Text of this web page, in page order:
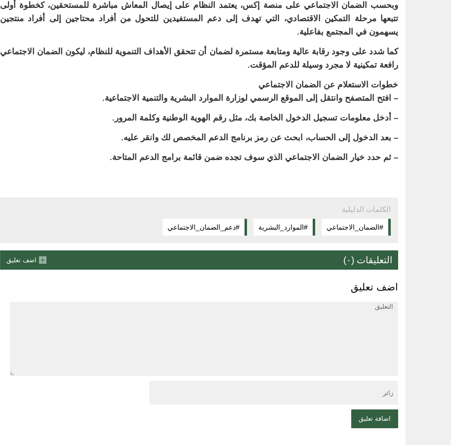
وبحسب الضمان الاجتماعي على منصة إكس، يعتمد النظام على إيصال المعاش مباشرة للمستحقين، كخطوة أولى
تتبعها مرحلة التمكين الاقتصادي، التي تهدف إلى دعم المستفيدين للتحول من أفراد محتاجين إلى أفراد منتجين
يسهمون في المجتمع بفاعلية.
كما شدد على وجود رقابة عالية ومتابعة مستمرة لضمان أن تتحقق الأهداف التنموية للنظام، ليكون الضمان الاجتماعي
رافعة تمكينية لا مجرد وسيلة للدعم المؤقت.
خطوات الاستعلام عن الضمان الاجتماعي
– افتح المتصفح وانتقل إلى الموقع الرسمي لوزارة الموارد البشرية والتنمية الاجتماعية.
– أدخل معلومات تسجيل الدخول الخاصة بك، مثل رقم الهوية الوطنية وكلمة المرور.
– بعد الدخول إلى الحساب، ابحث عن رمز برنامج الدعم المخصص لك وانقر عليه.
– ثم حدد خيار الضمان الاجتماعي الذي سوف تجده ضمن قائمة برامج الدعم المتاحة.
الكلمات الدليلية
#الضمان_الاجتماعي #الموارد_البشرية #دعم_الضمان_الاجتماعي
التعليقات (٠) اضف تعليق
اضف تعليق